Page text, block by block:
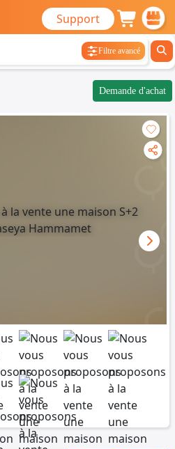
Support
Filtre avancé
Demande d'achat